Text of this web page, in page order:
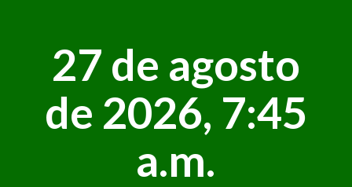
27 de agosto
de 2026, 7:45
a.m.